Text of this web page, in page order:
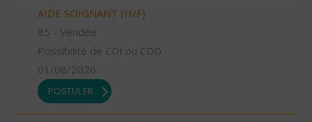
AIDE SOIGNANT (H/F)
85 - Vendée
Possibilité de CDI ou CDD
01/08/2026
POSTULER